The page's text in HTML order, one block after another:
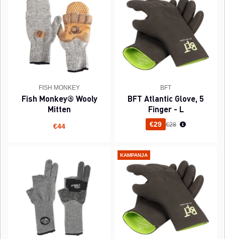
FISH MONKEY
Fish Monkey® Wooly
Mitten
€44
BFT
BFT Atlantic Glove, 5
Finger - L
€29 Normaali hinta
€28
KAMPANJA